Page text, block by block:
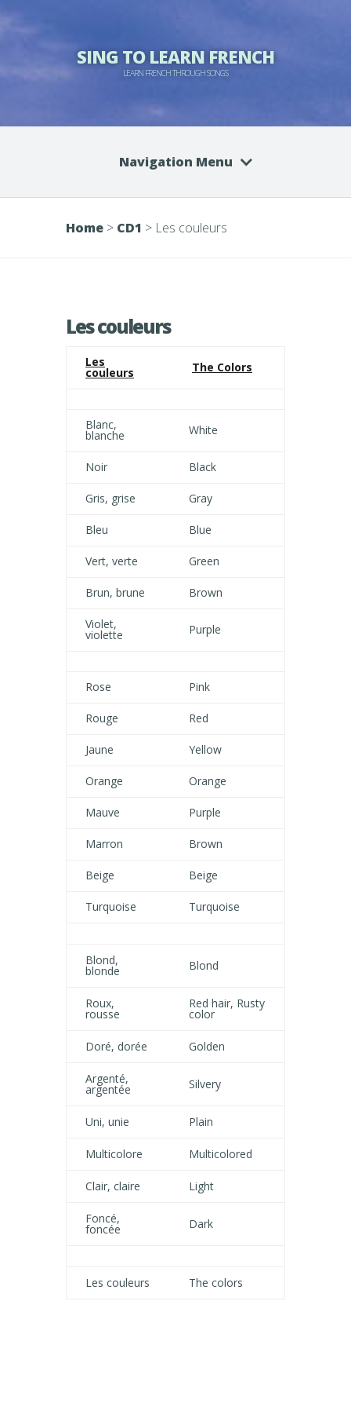
SING TO LEARN FRENCH
LEARN FRENCH THROUGH SONGS
Navigation Menu
Home > CD1 > Les couleurs
Les couleurs
Les
couleurs The Colors
Blanc,
blanche White
Noir Black
Gris, grise Gray
Bleu Blue
Vert, verte Green
Brun, brune Brown
Violet,
violette Purple
Rose Pink
Rouge Red
Jaune Yellow
Orange Orange
Mauve Purple
Marron Brown
Beige Beige
Turquoise Turquoise
Blond,
blonde Blond
Roux,
rousse
Red hair, Rusty
color
Doré, dorée Golden
Argenté,
argentée Silvery
Uni, unie Plain
Multicolore Multicolored
Clair, claire Light
Foncé,
foncée Dark
Les couleurs The colors